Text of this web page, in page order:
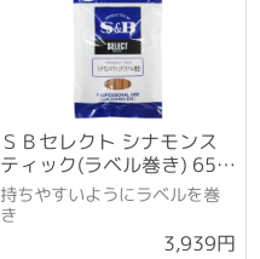
ＳＢセレクト シナモンス
ティック(ラベル巻き) 65g
袋×3個セット
持ちやすいようにラベルを巻
き
3,939円